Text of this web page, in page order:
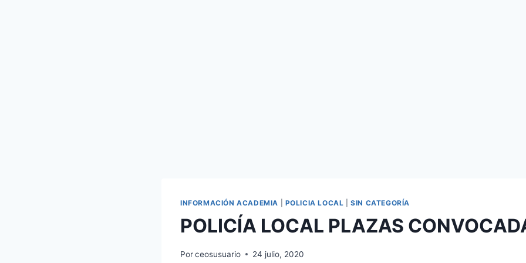
INFORMACIÓN ACADEMIA POLICIA LOCAL |SIN CATEGORÍA
POLICÍA LOCAL PLAZAS
Porceosusuario 24 julio, 2020